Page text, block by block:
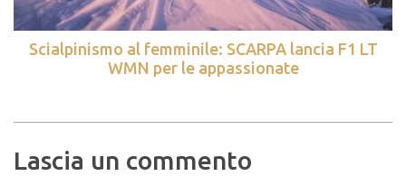
Scialpinismo al femminile: SCARPA lancia F1 LT
WMN per le appassionate
Lascia un commento